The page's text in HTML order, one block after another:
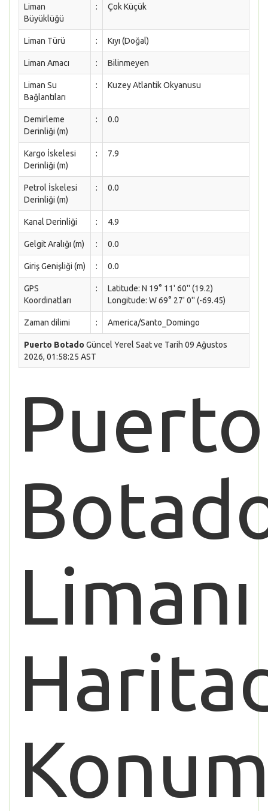
Liman
Büyüklüğü
: Çok Küçük
Liman Türü : Kıyı (Doğal)
Liman Amacı : Bilinmeyen
Liman Su
Bağlantıları
: Kuzey Atlantik Okyanusu
Demirleme
Derinliği (m)
: 0.0
Kargo İskelesi
Derinliği (m)
: 7.9
Petrol İskelesi
Derinliği (m)
: 0.0
Kanal Derinliği : 4.9
Gelgit Aralığı (m) : 0.0
Giriş Genişliği (m) : 0.0
GPS
Koordinatları
:
Latitude: N 19° 11' 60'' (19.2)
Longitude: W 69° 27' 0'' (-69.45)
Zaman dilimi : America/Santo_Domingo
Puerto Botado Güncel Yerel Saat ve Tarih 09 Ağustos
2026, 01:58:25 AST
Puerto
Limanı